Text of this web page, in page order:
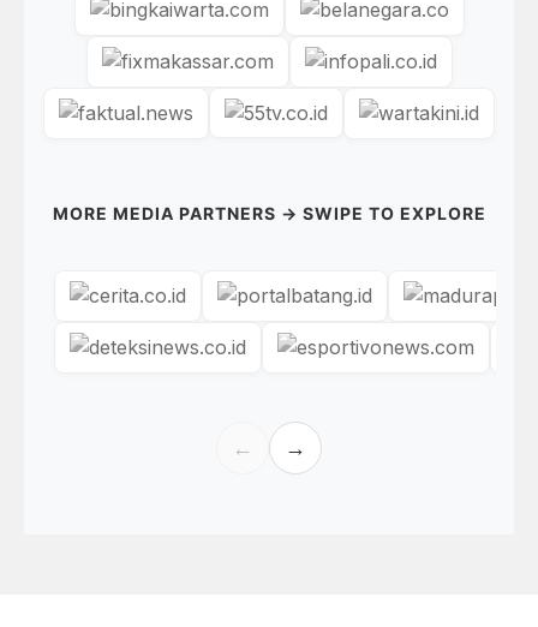
MORE MEDIA PARTNERS → SWIPE TO EXPLORE
← →